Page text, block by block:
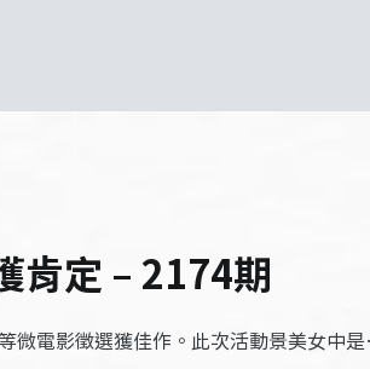
肯定 – 2174期
微電影徵選獲佳作。此次活動景美女中